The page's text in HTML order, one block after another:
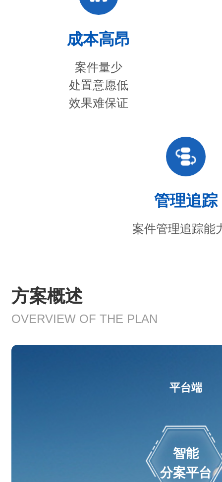
成本高昂
案件量少
处置意愿低
效果难保证
管理追踪
案件管理追踪能
方案概述
OVERVIEW OF THE PLAN
平台端
智能
分案平台